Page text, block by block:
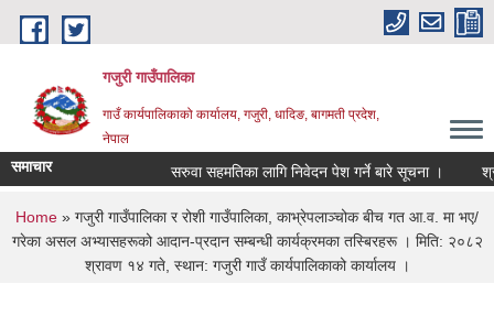
Skip to main content
गजुरी गाउँपालिका
गाउँ कार्यपालिकाको कार्यालय, गजुरी, धादिङ, बागमती प्रदेश,
नेपाल
समाचार सरुवा सहमतिका लागि निवेदन पेश गर्ने बारे सूचना ।
You are here
Home » गजुरी गाउँपालिका र रोशी गाउँपालिका, काभ्रेपलाञ्‍चोक बीच गत आ.व. मा भए/
गरेका असल अभ्यासहरूको आदान-प्रदान सम्बन्धी कार्यक्रमका तस्बिरहरू । मिति: २०८२
श्रावण १४ गते, स्थान: गजुरी गाउँ कार्यपालिकाको कार्यालय ।